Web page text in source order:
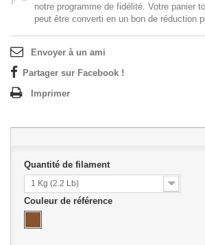
notre programme de fidélité. Votre panier
peut être converti en un bon de réduction
Envoyer à un ami
Partager sur Facebook !
Imprimer
Quantité de filament
1 Kg (2.2 Lb)
Couleur de référence